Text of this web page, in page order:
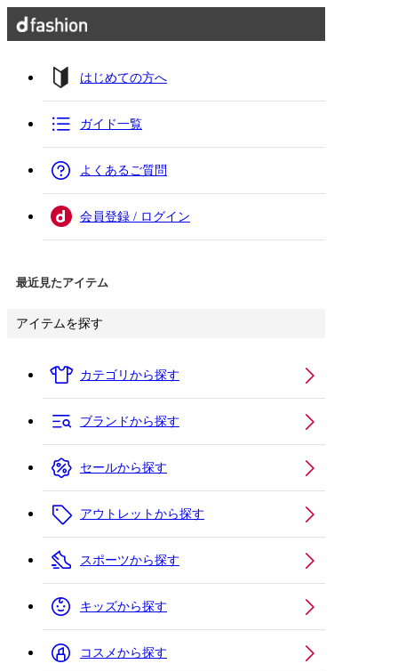
はじめての方へ
ガイド一覧
よくあるご質問
会員登録 / ログイン
最近見たアイテム
アイテムを探す
カテゴリから探す
ブランドから探す
セールから探す
アウトレットから探す
スポーツから探す
キッズから探す
コスメから探す